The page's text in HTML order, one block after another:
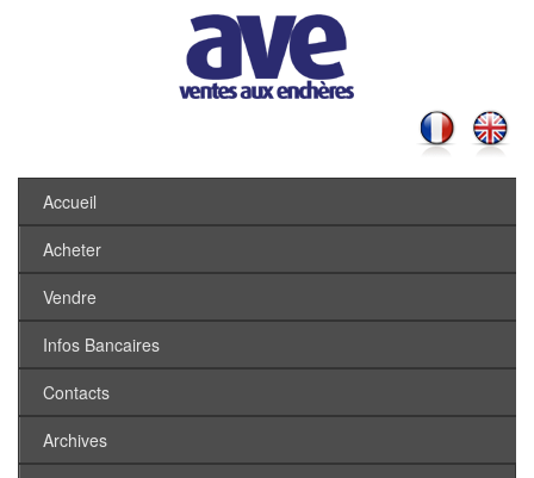
Accueil
Acheter
Vendre
Infos Bancaires
Contacts
Archives